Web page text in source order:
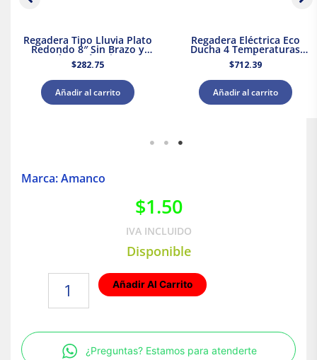
Regadera Tipo Lluvia Plato
Redondo 8″ Sin Brazo y
Chapetón Dica
$282.75
Añadir al carrito
Regadera Eléctrica Eco
Ducha 4 Temperaturas
5000 W Rotoplas 310996
$712.39
Añadir al carrito
Marca: Amanco
$1.50
IVA INCLUIDO
Disponible
X
1/2
Añadir Al Carrito
¿Preguntas? Estamos para atenderte